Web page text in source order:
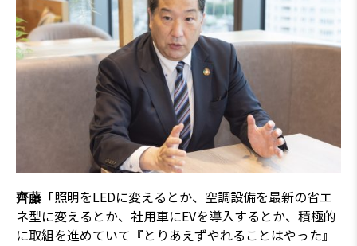
齊藤 「照明をLEDに変えるとか、空調設備を最新の省エ
ネ型に変えるとか、社用車にEVを導入するとか、積極的
に取組を進めていて『とりあえずやれることはやった』